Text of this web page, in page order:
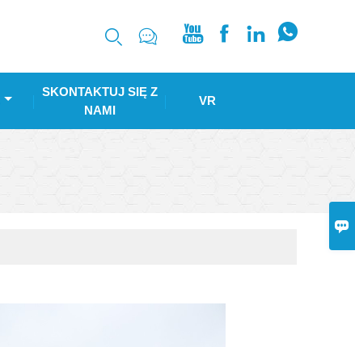

     
SKONTAKTUJ SIĘ Z
NAMI
VR